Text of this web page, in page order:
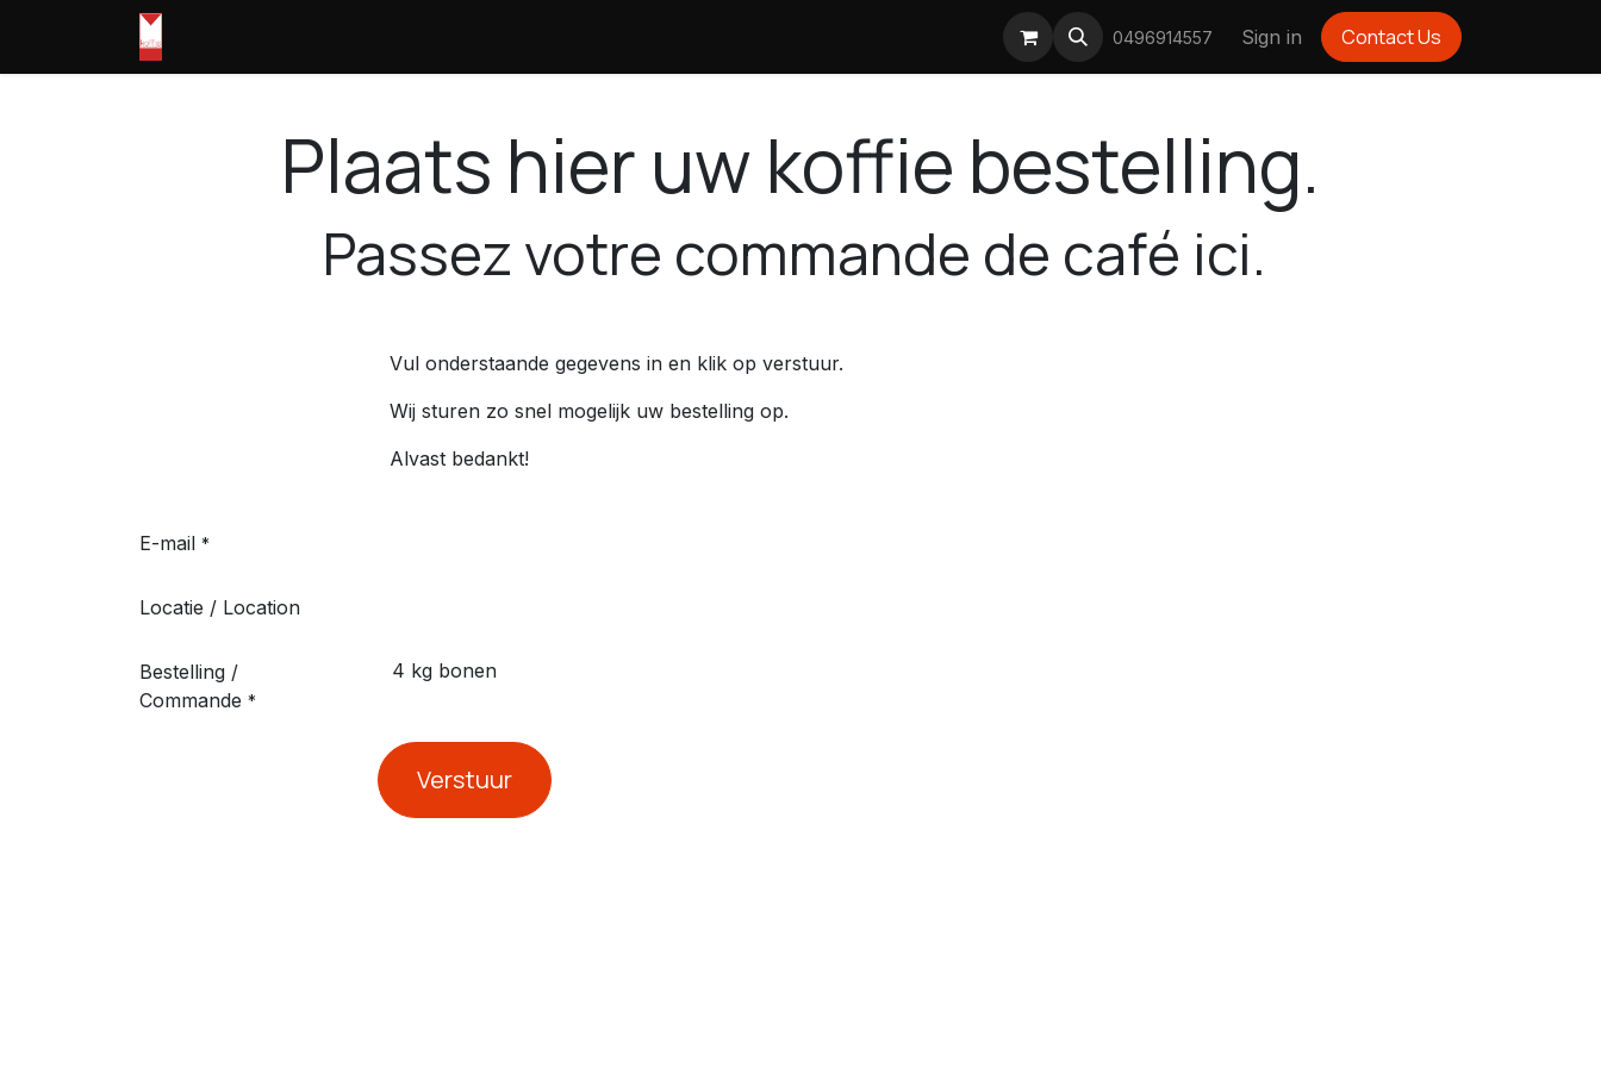
0496914557 Sign in Contact Us
Plaats hier uw koffie bestelling.
Passez votre commande de café ici.
Vul onderstaande gegevens in en klik op verstuur.
Wij sturen zo snel mogelijk uw bestelling op.
Alvast bedankt!
E-mail *
Locatie / Location
Bestelling /
Commande *
Verstuur